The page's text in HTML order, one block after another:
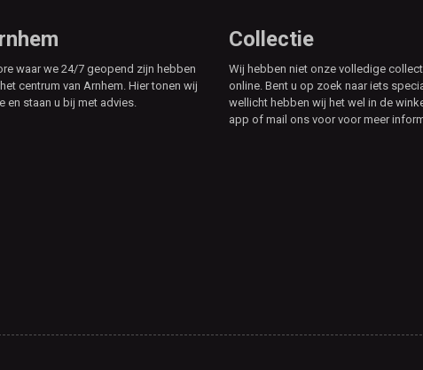
waar we 24/7 geopend zijn hebben
centrum van Arnhem. Hier tonen wij
en staan u bij met advies.
Collectie
Wij hebben niet onze volledige
online. Bent u op zoek naar iets
wellicht hebben wij het wel in de
app of mail ons voor voor meer